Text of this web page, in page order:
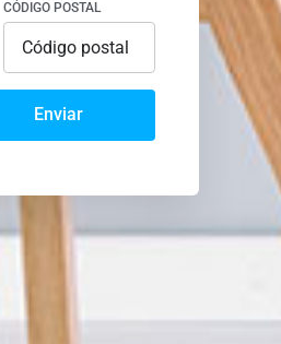
CÓDIGO POSTAL
Enviar